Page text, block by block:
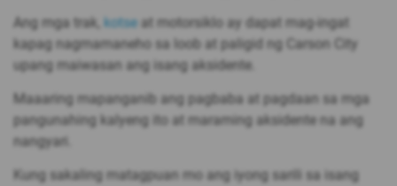
Ang mga trak, kotseat motorsiklo ay dapat mag-ingat
kapag nagmamaneho sa loob at paligid ng Carson City
upang maiwasan ang isang aksidente.
Maaaring mapanganib ang pagbaba at pagdaan sa mga
pangunahing kalyeng ito at maraming aksidente na ang
nangyari.
Kung sakaling matagpuan mo ang iyong sarili sa isang